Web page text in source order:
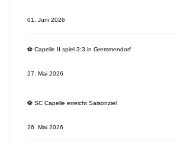
01. Juni 2026
⚽️ Capelle II spiel 3:3 in Gremmendorf
27. Mai 2026
⚽️ SC Capelle erreicht Saisonziel
26. Mai 2026